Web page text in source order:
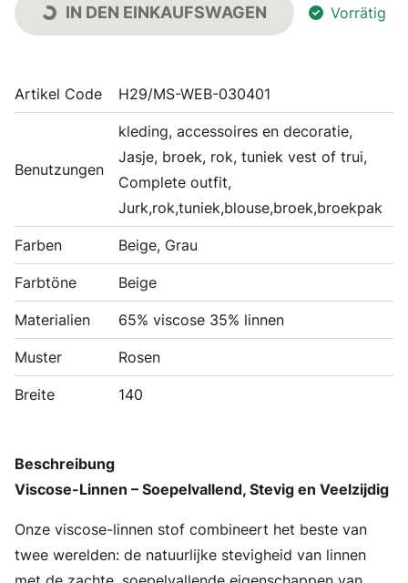
IN DEN EINKAUFSWAGEN Vorrätig
Artikel Code H29/MS-WEB-030401
Benutzungen
kleding, accessoires en decoratie,
Jasje, broek, rok, tuniek vest of trui,
Complete outfit,
Jurk,rok,tuniek,blouse,broek,broekpak
Farben Beige, Grau
Farbtöne Beige
Materialien 65% viscose 35% linnen
Muster Rosen
Breite 140
Beschreibung
Viscose-Linnen – Soepelvallend, Stevig en Veelzijdig
Onze viscose-linnen stof combineert het beste van
twee werelden: de natuurlijke stevigheid van linnen